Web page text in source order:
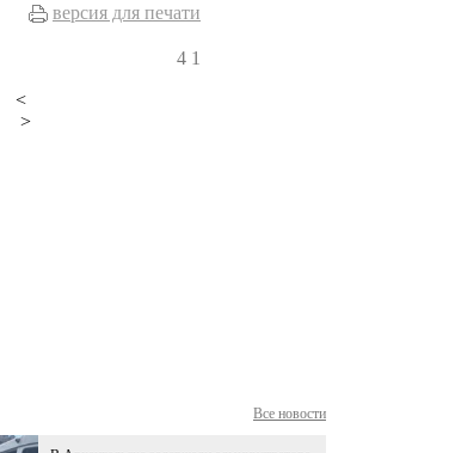
версия для печати
4 1
<
>
Все новости